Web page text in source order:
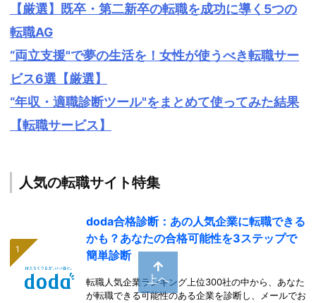
【厳選】既卒・第二新卒の転職を成功に導く5つの
転職AG
“両立支援"で夢の生活を！女性が使うべき転職サー
ビス6選【厳選】
“年収・適職診断ツール"をまとめて使ってみた結果
【転職サービス】
人気の転職サイト特集
doda合格診断：あの人気企業に転職できる
かも？あなたの合格可能性を3ステップで
簡単診断
転職人気企業ランキング上位300社の中から、あなた
が転職できる可能性のある企業を診断し、メールでお
上へ